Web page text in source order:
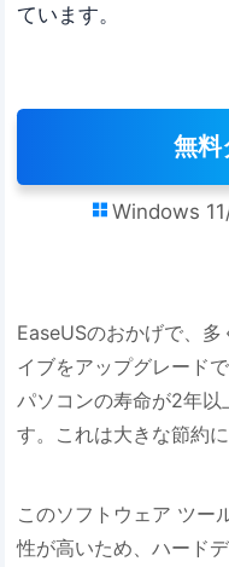
ています。
無料
 Windows
EaseUSのおかげで、
イブをアップグレード
パソコンの寿命が2年以
す。これは大きな節約に
このソフトウェア ツー
性が高いため、ハード